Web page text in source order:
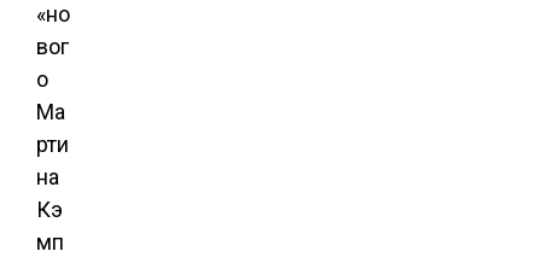
«но
вог
о
Ма
рти
на
Кэ
мп